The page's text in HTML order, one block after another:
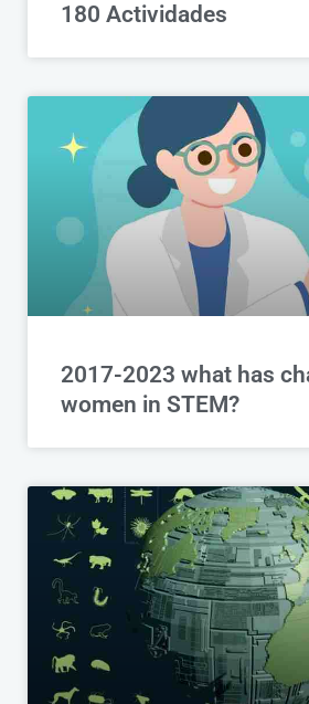
180 Actividades
2017-2023 what has
women in STEM?